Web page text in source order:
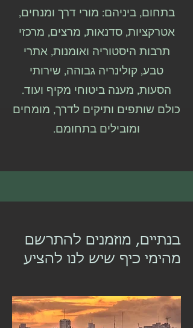
בתחום, ביניהם: מורי דרך ומנחים,
אטרקציות, סדנאות, מרצים, מרכזי
תרבות היסטוריה ואומנות, אתרי
טבע, קולינריה גבוהה, שירותי
הסעות, מענה ביטוחי מקיף ועוד.
כולם שותפים ותיקים לדרך, מומחים
ומובילים בתחומם.
בנתיים, מוזמנים להתרשם
מהימי כיף שיש לנו להציע